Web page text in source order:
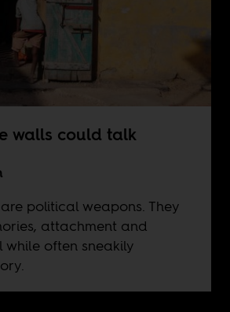
walls could talk
political weapons. They
attachment and
often sneakily